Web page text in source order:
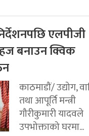
एलपीजी
बनाउन क्विक
काठमाडौं/ उद्योग,
तथा आपूर्ति मन्त्री
गौरीकुमारी यादवले
उपभोक्ताको घरमा...